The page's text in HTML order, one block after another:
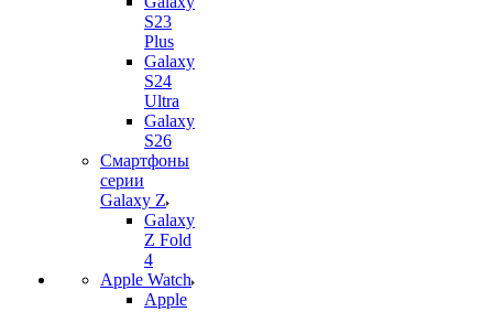
S23
Plus
Galaxy
S24
Ultra
Galaxy
S26
Смартфоны
серии
Galaxy Z
Galaxy
Z Fold
4
Apple Watch
Apple